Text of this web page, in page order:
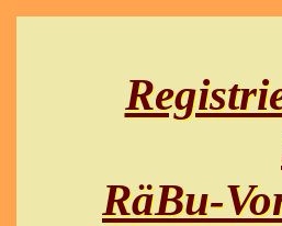
RäBu-